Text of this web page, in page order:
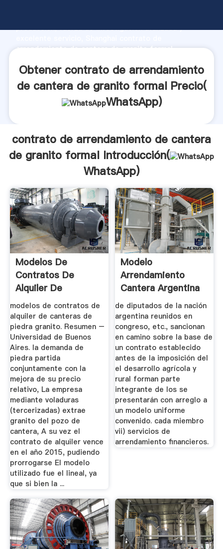
producción, fuerza de investigación avanzada y
arrendamiento de cantera de granito formal
clientes.
Obtener contrato de arrendamiento
de cantera de granito formal Precio(
WhatsApp)
contrato de arrendamiento de cantera
de granito formal Introducción(
WhatsApp)
Modelos De
Contratos De
Alquiler De
Canteras De Piedra
Granito
modelos de contratos de
alquiler de canteras de
piedra granito. Resumen –
Universidad de Buenos
Aires. la demanda de
piedra partida
conjuntamente con la
mejora de su precio
relativo, La empresa
mediante voladuras
(tercerizadas) extrae
granito del pozo de
cantera, A su vez el
contrato de alquiler vence
en el año 2015, pudiendo
prorrogarse El modelo
utilizado fue el lineal, ya
que si bien la ...
Modelo
Arrendamiento
Cantera Argentina
de diputados de la nación
argentina reunidos en
congreso, etc., sancionan
en camino sobre la base de
un contrato establecido
antes de la imposición del
el desarrollo agrícola y
rural forman parte
integrante de los se
presentarán con arreglo a
un modelo uniforme
convenido. cada miembro
vii) servicios de
arrendamiento financieros.